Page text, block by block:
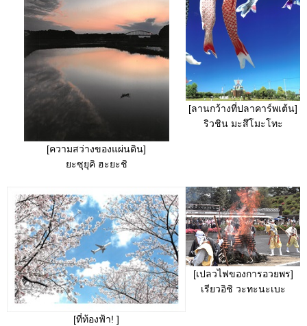
[ความสว่างของแผ่นดิน]
ยะซุยุคิ ฮะยะชิ
[ลานกว้างที่ปลาคาร์พเต้น]
ริวชิน มะสึโมะโทะ
[ที่ท้องฟ้า! ]
[เปลวไฟของการอวยพร]
เรียวอิชิ วะทะนะเบะ